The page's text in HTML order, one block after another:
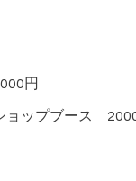
円
ョップブース